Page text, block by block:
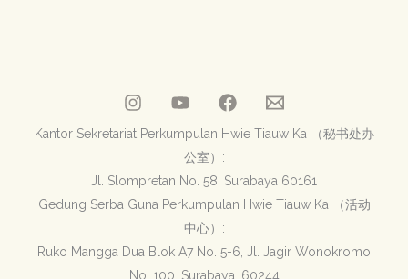
Kantor Sekretariat Perkumpulan Hwie Tiauw Ka （秘书处办
公室）:
Jl. Slompretan No. 58, Surabaya 60161
Gedung Serba Guna Perkumpulan Hwie Tiauw Ka （活动
中心）:
Ruko Mangga Dua Blok A7 No. 5-6, Jl. Jagir Wonokromo
No. 100, Surabaya, 60244